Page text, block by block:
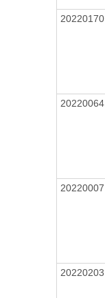
20220170
20220064
20220007
20220203